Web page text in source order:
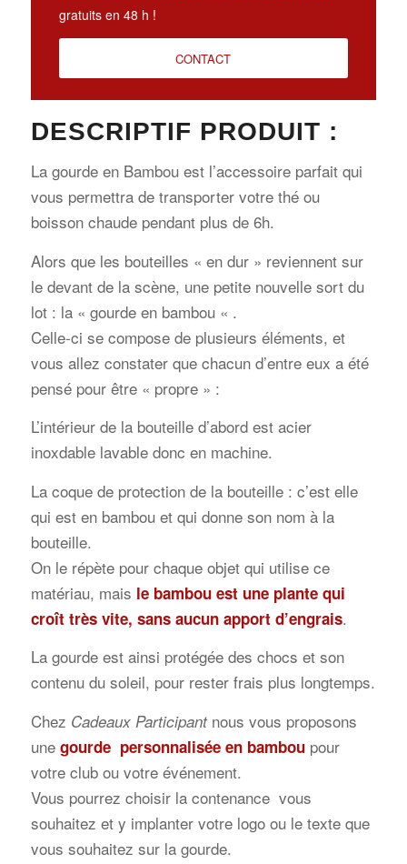
gratuits en 48 h !
CONTACT
DESCRIPTIF PRODUIT :
La gourde en Bambou est l’accessoire parfait qui
vous permettra de transporter votre thé ou
boisson chaude pendant plus de 6h.
Alors que les bouteilles « en dur » reviennent sur
le devant de la scène, une petite nouvelle sort du
lot : la « gourde en bambou « .
Celle-ci se compose de plusieurs éléments, et
vous allez constater que chacun d’entre eux a été
pensé pour être « propre » :
L’intérieur de la bouteille d’abord est acier
inoxdable lavable donc en machine.
La coque de protection de la bouteille : c’est elle
qui est en bambou et qui donne son nom à la
bouteille.
On le répète pour chaque objet qui utilise ce
matériau, mais le bambou est une plante qui
croît très vite, sans aucun apport d’engrais.
La gourde est ainsi protégée des chocs et son
contenu du soleil, pour rester frais plus longtemps.
Chez Cadeaux Participantnous vous proposons
unegourde personnalisée en bamboupour
votre club ou votre événement.
Vous pourrez choisir la contenance vous
souhaitez et y implanter votre logo ou le texte que
vous souhaitez sur la gourde.